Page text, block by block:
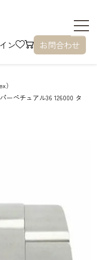
ン お問合わせ
）
ーペチュアル36 126000 タ